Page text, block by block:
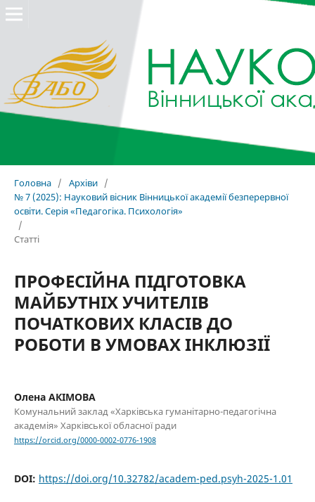
Головна / Архіви /
№ 7 (2025): Науковий вісник Вінницької академії безперервної
освіти. Серія «Педагогіка. Психологія»
/
Статті
ПРОФЕСІЙНА ПІДГОТОВКА
МАЙБУТНІХ УЧИТЕЛІВ
ПОЧАТКОВИХ КЛАСІВ ДО
РОБОТИ В УМОВАХ ІНКЛЮЗІЇ
Олена АКІМОВА
Комунальний заклад «Харківська гуманітарно-педагогічна
академія» Харківської обласної ради
https://orcid.org/0000-0002-0776-1908
DOI: https://doi.org/10.32782/academ-ped.psyh-2025-1.01